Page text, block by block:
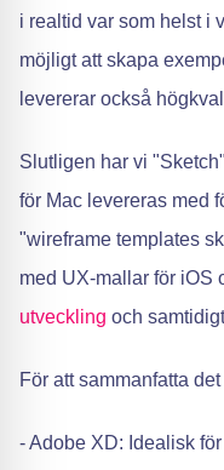
i realtid var som helst i
möjligt att skapa
levererar också
Slutligen har vi
för Mac levereras med
"wireframe templates
med UX-mallar för iOS
utveckling och
För att sammanfatta
- Adobe XD: Idealisk